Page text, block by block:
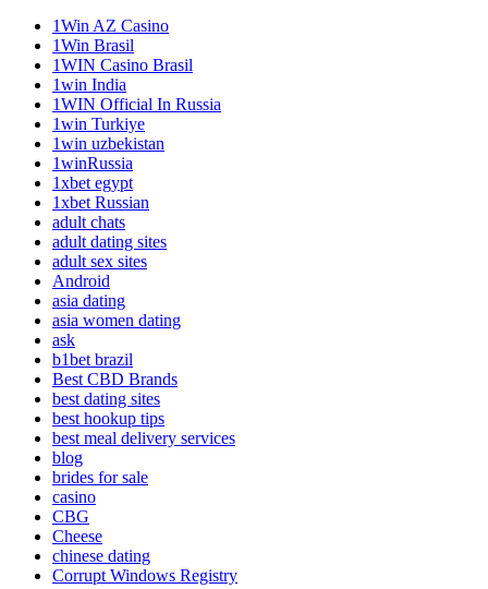
1Win AZ Casino
1Win Brasil
1WIN Casino Brasil
1win India
1WIN Official In Russia
1win Turkiye
1win uzbekistan
1winRussia
1xbet egypt
1xbet Russian
adult chats
adult dating sites
adult sex sites
Android
asia dating
asia women dating
ask
b1bet brazil
Best CBD Brands
best dating sites
best hookup tips
best meal delivery services
blog
brides for sale
casino
CBG
Cheese
chinese dating
Corrupt Windows Registry